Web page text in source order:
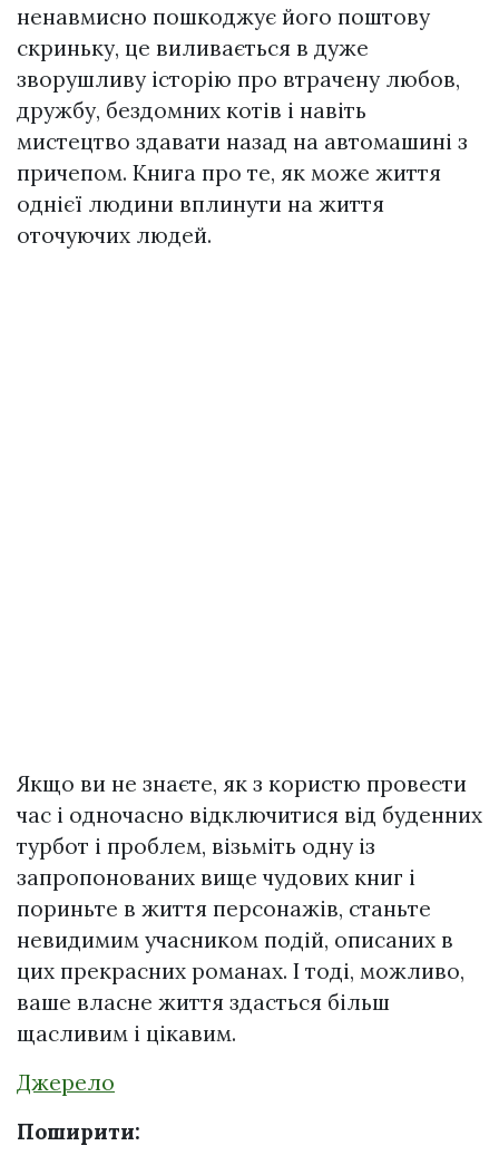
ненавмисно пошкоджує його поштову
скриньку, це виливається в дуже
зворушливу історію про втрачену любов,
дружбу, бездомних котів і навіть
мистецтво здавати назад на автомашині з
причепом. Книга про те, як може життя
однієї людини вплинути на життя
оточуючих людей.
Якщо ви не знаєте, як з користю провести
час і одночасно відключитися від буденних
турбот і проблем, візьміть одну із
запропонованих вище чудових книг і
пориньте в життя персонажів, станьте
невидимим учасником подій, описаних в
цих прекрасних романах. І тоді, можливо,
ваше власне життя здасться більш
щасливим і цікавим.
Джерело
Поширити: